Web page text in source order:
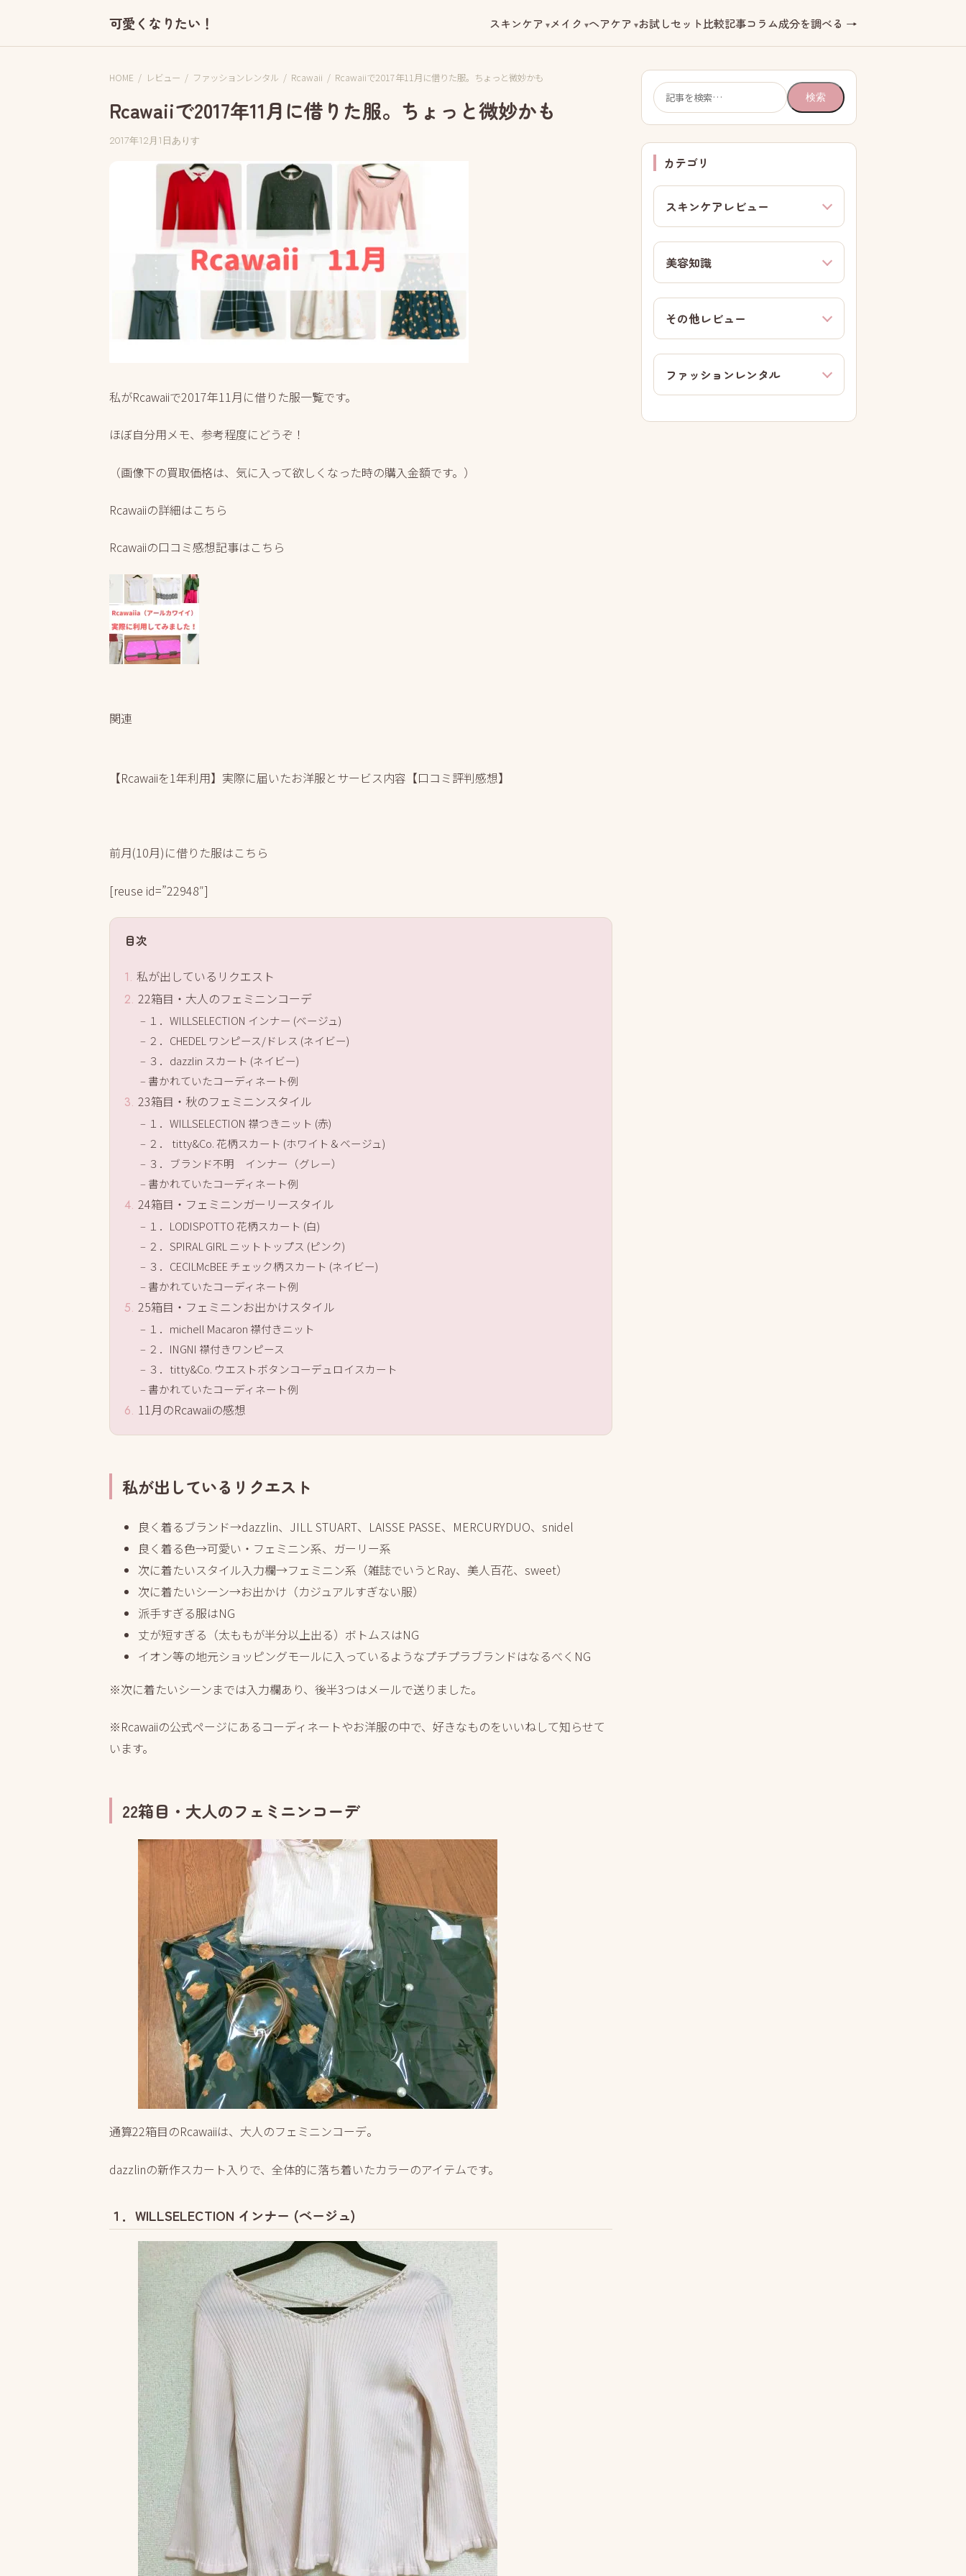
可愛くなりたい！ スキンケア メイク ヘアケア お試しセット比較記事コラム成分を調べる →
HOME / レビュー / ファッションレンタル / Rcawaii / Rcawaiiで2017年11月に借りた服。ちょっと微妙かも
Rcawaiiで2017年11月に借りた服。ちょっと微妙かも
2017年12月1日ありす
私がRcawaiiで2017年11月に借りた服一覧です。
ほぼ自分用メモ、参考程度にどうぞ！
（画像下の買取価格は、気に入って欲しくなった時の購入金額です。）
Rcawaiiの詳細はこちら
Rcawaiiの口コミ感想記事はこちら
関連
【Rcawaiiを1年利用】実際に届いたお洋服とサービス内容【口コミ評判感想】
前月(10月)に借りた服はこちら
[reuse id=”22948″]
目次
私が出しているリクエスト
22箱目・大人のフェミニンコーデ
１．WILLSELECTION インナー (ベージュ)
２．CHEDEL ワンピース/ドレス (ネイビー)
３．dazzlin スカート (ネイビー)
書かれていたコーディネート例
23箱目・秋のフェミニンスタイル
１．WILLSELECTION 襟つきニット (赤)
２． titty&Co. 花柄スカート (ホワイト＆ベージュ)
３．ブランド不明 インナー（グレー）
書かれていたコーディネート例
24箱目・フェミニンガーリースタイル
１．LODISPOTTO 花柄スカート (白)
２．SPIRAL GIRL ニットトップス (ピンク)
３．CECILMcBEE チェック柄スカート (ネイビー)
書かれていたコーディネート例
25箱目・フェミニンお出かけスタイル
１．michell Macaron 襟付きニット
２．INGNI 襟付きワンピース
３．titty&Co. ウエストボタンコーデュロイスカート
書かれていたコーディネート例
11月のRcawaiiの感想
私が出しているリクエスト
良く着るブランド→dazzlin、JILL STUART、LAISSE PASSE、MERCURYDUO、snidel
良く着る色→可愛い・フェミニン系、ガーリー系
次に着たいスタイル入力欄→フェミニン系（雑誌でいうとRay、美人百花、sweet）
次に着たいシーン→お出かけ（カジュアルすぎない服）
派手すぎる服はNG
丈が短すぎる（太ももが半分以上出る）ボトムスはNG
イオン等の地元ショッピングモールに入っているようなプチプラブランドはなるべくNG
※次に着たいシーンまでは入力欄あり、後半3つはメールで送りました。
※Rcawaiiの公式ページにあるコーディネートやお洋服の中で、好きなものをいいねして知らせて
います。
22箱目・大人のフェミニンコーデ
通算22箱目のRcawaiiは、大人のフェミニンコーデ。
dazzlinの新作スカート入りで、全体的に落ち着いたカラーのアイテムです。
１．WILLSELECTION インナー (ベージュ)
検
索:
検索
カテゴリ
スキンケアレビュー
美容知識
その他レビュー
ファッションレンタル